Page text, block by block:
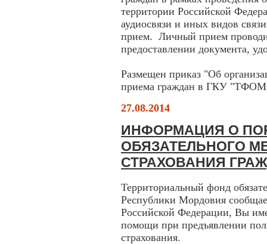
территории Российской
аудиосвязи и иных видов
прием. Личный прием
предоставлении документа,
Размещен приказ "Об
приема граждан в ГКУ
27.08.2014
ИНФОРМАЦИЯ О
ОБЯЗАТЕЛЬНОГО
СТРАХОВАНИЯ
Территориальный фонд
Республики Мордовия
Российской Федерации, Вы
помощи при предъявлении
страхования.